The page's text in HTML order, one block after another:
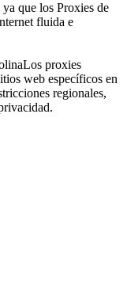
que los Proxies de
fluida e
Los proxies
web específicos en
regionales,